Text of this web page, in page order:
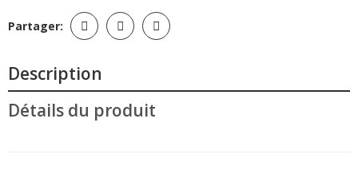
Partager:
Description
Détails du produit